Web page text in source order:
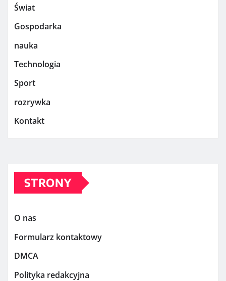
Świat
Gospodarka
nauka
Technologia
Sport
rozrywka
Kontakt
STRONY
O nas
Formularz kontaktowy
DMCA
Polityka redakcyjna